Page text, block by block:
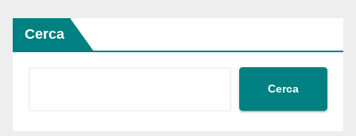
Cerca
Cerca